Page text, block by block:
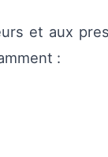
et aux
: